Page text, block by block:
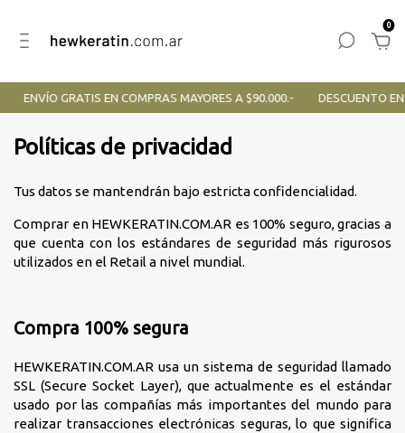
0
ENVÍO GRATIS EN COMPRAS MAYORES A $90.000.- DESCUENTO
Políticas de privacidad
Tus datos se mantendrán bajo estricta confidencialidad.
Comprar en HEWKERATIN.COM.AR es 100% seguro, gracias a
que cuenta con los estándares de seguridad más rigurosos
utilizados en el Retail a nivel mundial.
Compra 100% segura
HEWKERATIN.COM.AR usa un sistema de seguridad llamado
SSL (Secure Socket Layer), que actualmente es el estándar
usado por las compañías más importantes del mundo para
realizar transacciones electrónicas seguras, lo que significa